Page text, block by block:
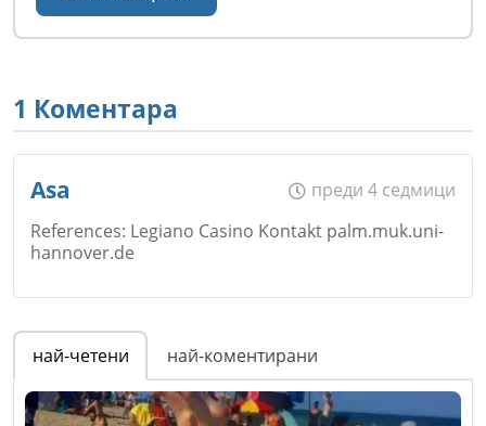
1 Коментара
Asa
преди 4 седмици
References: Legiano Casino Kontakt palm.muk.uni-
hannover.de
Име*
най-четени
най-коментирани